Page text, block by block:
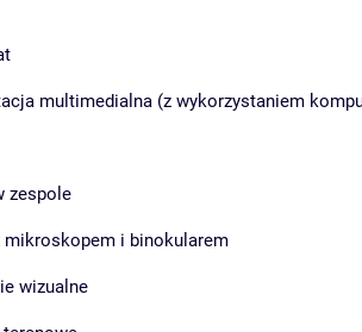
multimedialna (z wykorzystaniem
zespole
mikroskopem i binokularem
wizualne